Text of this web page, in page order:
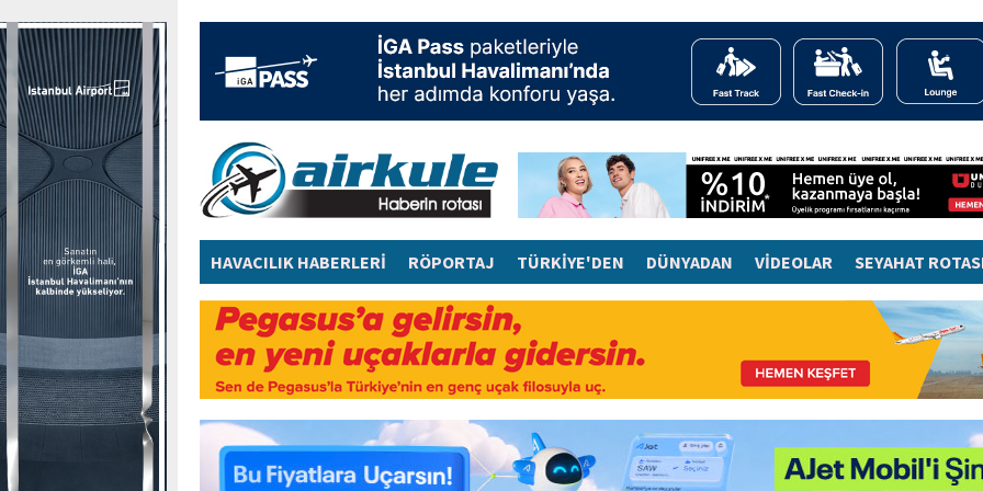
HAVACILIK HABERLERİ RÖPORTAJ TÜRKİYE'DEN DÜNYADAN VİDEOLAR SEYAHAT